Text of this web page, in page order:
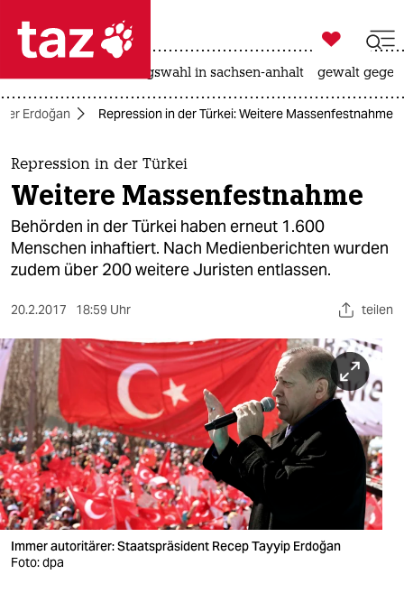
 taz zahl ich
taz zahl ich
themen
politik
öko
sport
berlin
nord
wahrheit
verlag
verlag

taz zahl ich
landtagswahl in sachsen-anhalt gewalt
Erdoğan Repression in der Türkei: Weitere Massenfestnahme
Repression in der Türkei
Weitere Massenfestnahme
Behörden in der Türkei haben erneut 1.600
Menschen inhaftiert. Nach Medienberichten wurden
zudem über 200 weitere Juristen entlassen.
20.2.2017 18:59 Uhr teilen
Immer autoritärer: Staatspräsident Recep Tayyip Erdoğan
Foto: dpa